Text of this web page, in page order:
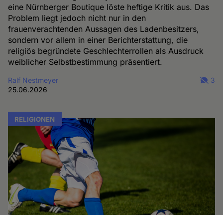
eine Nürnberger Boutique löste heftige Kritik aus. Das
Problem liegt jedoch nicht nur in den
frauenverachtenden Aussagen des Ladenbesitzers,
sondern vor allem in einer Berichterstattung, die
religiös begründete Geschlechterrollen als Ausdruck
weiblicher Selbstbestimmung präsentiert.
Ralf Nestmeyer
25.06.2026
3
RELIGIONEN